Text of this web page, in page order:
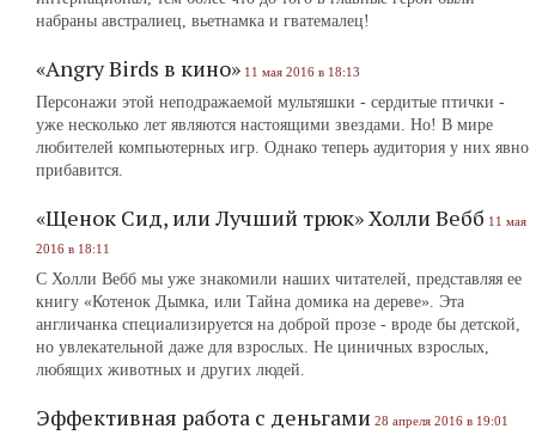
набраны австралиец, вьетнамка и гватемалец!
«Angry Birds в кино» 11 мая 2016 в 18:13
Персонажи этой неподражаемой мультяшки - сердитые птички -
уже несколько лет являются настоящими звездами. Но! В мире
любителей компьютерных игр. Однако теперь аудитория у них явно
прибавится.
«Щенок Сид, или Лучший трюк» Холли Вебб 11 мая
2016 в 18:11
С Холли Вебб мы уже знакомили наших читателей, представляя ее
книгу «Котенок Дымка, или Тайна домика на дереве». Эта
англичанка специализируется на доброй прозе - вроде бы детской,
но увлекательной даже для взрослых. Не циничных взрослых,
любящих животных и других людей.
Эффективная работа с деньгами 28 апреля 2016 в 19:01